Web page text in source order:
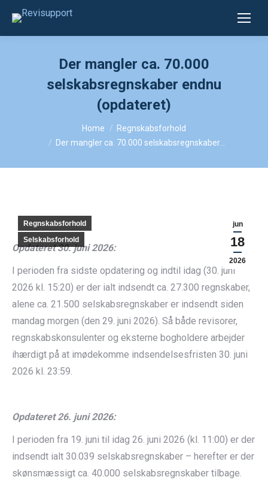
Der mangler ca. 70.000
selskabsregnskaber endnu
(opdateret)
Home
Regnskabsforhold
Der mangler ca. 70.000 selskabsregnskaber…
jun
18
2026
Regnskabsforhold
Selskabsforhold
Opdateret 30. juni 2026:
I perioden fra sidste opdatering og indtil idag (30. juni
2026 kl. 15:20) er der ialt indsendt ca. 27.300 regnskaber,
alene ca. 21.500 selskabsregnskaber er indsendt siden
mandag morgen (den 29. juni 2026). Så både revisorer,
regnskabskonsulenter og eksterne bogholdere arbejder
ihærdigt på at imødekomme indsendelsesfristen 30. juni
2026 kl. 23:59.
Opdateret 26. juni 2026:
I perioden fra 19. juni til idag 26. juni 2026 (kl. 11:00) er der
indsendt ialt 30.039 selskabsregnskaber – herefter er der
skønsmæssigt ca. 40.000 selskabsregnskaber tilbage.